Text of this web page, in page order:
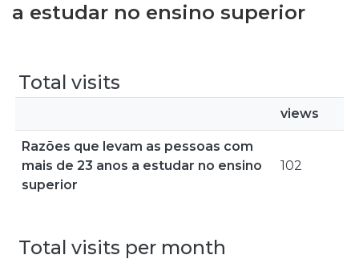
Entities
a estudar no ensino superior
Total visits
views
Razões que levam as pessoas com
mais de 23 anos a estudar no ensino
superior
102
Total visits per month